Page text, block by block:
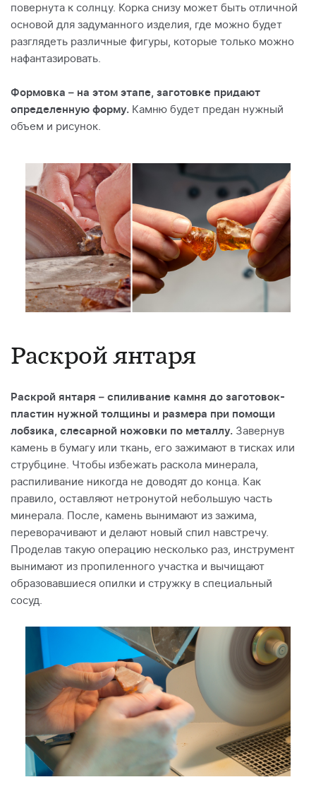
повернута к солнцу. Корка снизу может быть отличной
основой для задуманного изделия, где можно будет
разглядеть различные фигуры, которые только можно
нафантазировать.
Формовка – на этом этапе, заготовке придают
определенную форму. Камню будет предан нужный
объем и рисунок.
Раскрой янтаря
Раскрой янтаря – спиливание камня до заготовок-
пластин нужной толщины и размера при помощи
лобзика, слесарной ножовки по металлу. Завернув
камень в бумагу или ткань, его зажимают в тисках или
струбцине. Чтобы избежать раскола минерала,
распиливание никогда не доводят до конца. Как
правило, оставляют нетронутой небольшую часть
минерала. После, камень вынимают из зажима,
переворачивают и делают новый спил навстречу.
Проделав такую операцию несколько раз, инструмент
вынимают из пропиленного участка и вычищают
образовавшиеся опилки и стружку в специальный
сосуд.